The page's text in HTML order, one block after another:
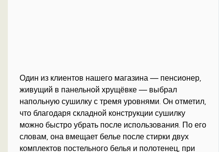
Один из клиентов нашего магазина — пенсионер,
живущий в панельной хрущёвке — выбрал
напольную сушилку с тремя уровнями. Он отметил,
что благодаря складной конструкции сушилку
можно быстро убрать после использования. По его
словам, она вмещает белье после стирки двух
комплектов постельного белья и полотенец, при